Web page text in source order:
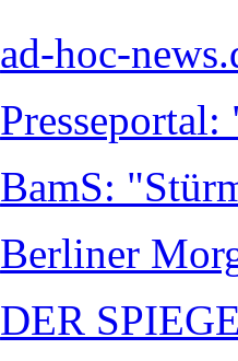
ad-hoc-
BamS:
Berliner
DER